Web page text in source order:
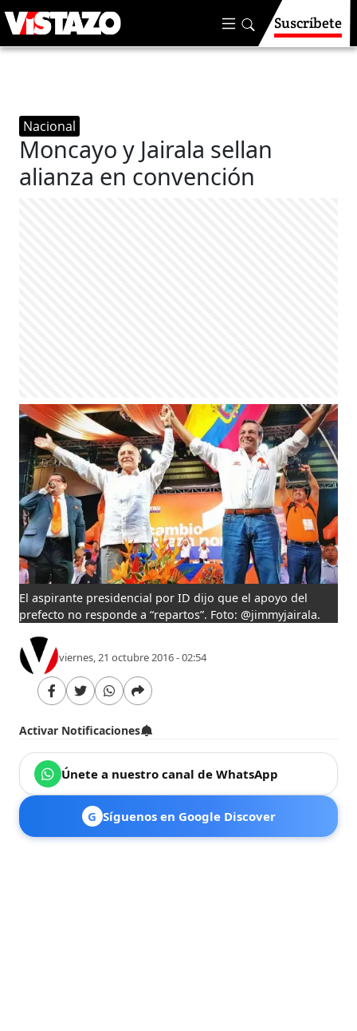
Suscríbete
Nacional
Moncayo y Jairala sellan
alianza en convención
El aspirante presidencial por ID dijo que el apoyo del
prefecto no responde a “repartos”. Foto: @jimmyjairala.
viernes, 21 octubre 2016 - 02:54
Activar Notificaciones
Únete a nuestro canal de WhatsApp
G Síguenos en Google Discover